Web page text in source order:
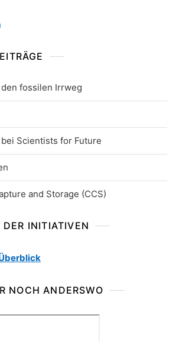
fossilen Irrweg
Scientists for Future
and Storage (CCS)
DER INITIATIVEN
NOCH ANDERSWO